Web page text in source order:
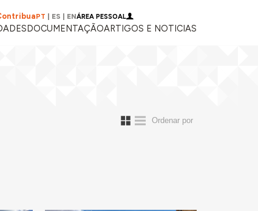
PT ES ENÁREA PESSOAL
DOCUMENTAÇÃOARTIGOS E NOTICIAS